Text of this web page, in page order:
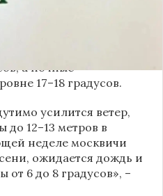
а ночные
17–18 градусов.
усилится ветер,
12–13 метров в
неделе москвичи
ожидается дождь и
6 до 8 градусов», –